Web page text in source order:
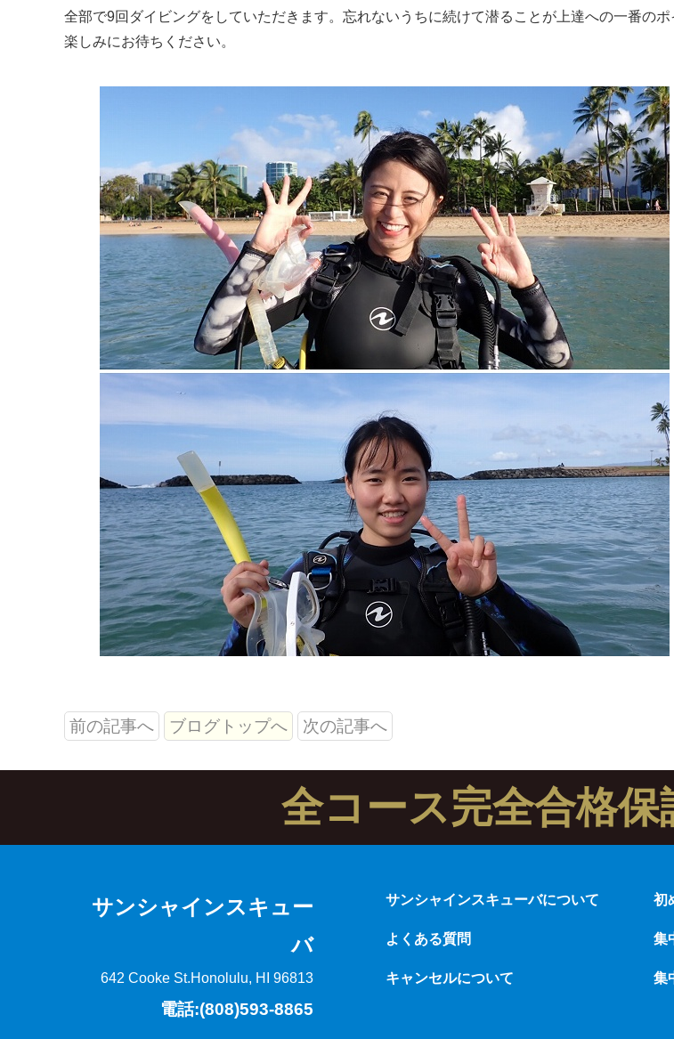
全部で9回ダイビングをしていただきます。忘れないうちに続けて潜ることが上達への一番の
楽しみにお待ちください。
前の記事へ ブログトップへ 次の記事へ
全コース完全合格
サンシャインスキュー
バ
642 Cooke St.Honolulu, HI 96813
電話:(808)593-8865
サンシャインスキューバについて
よくある質問
キャンセルについて
初
集
集